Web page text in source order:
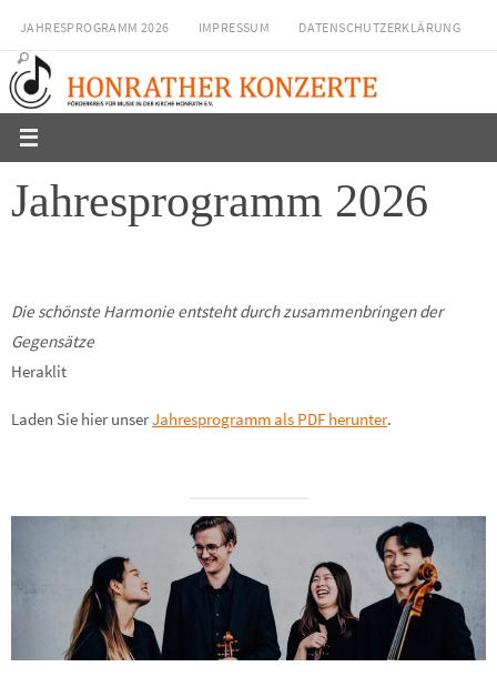
Zum
Inhalt
springen
JAHRESPROGRAMM 2026 IMPRESSUM DATENSCHUTZERKLÄRUNG
Jahresprogramm 2026
Die schönste Harmonie entsteht durch zusammenbringen der
Gegensätze
Heraklit
Laden Sie hier unserJahresprogramm als PDF herunter.